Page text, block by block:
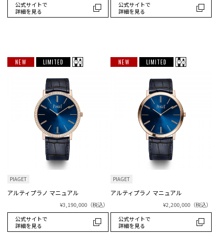
公式サイトで
詳細を見る
公式サイトで
詳細を見る
NEW LIMITED
PIAGET
アルティプラノ マニュアル
¥3,190,000 （税込）
公式サイトで
詳細を見る
NEW LIMITED
PIAGET
アルティプラノ マニュアル
¥2,200,000 （税込）
公式サイトで
詳細を見る